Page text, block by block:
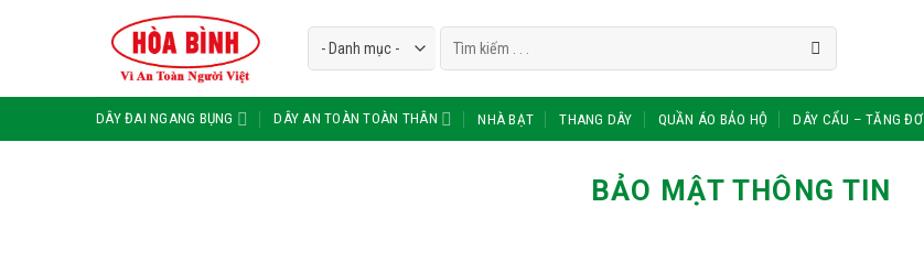
kiếm:
DÂY ĐAI NGANG BỤNG DÂY AN TOÀN TOÀN THÂN NHÀ BẠT THANG DÂY QUẦN ÁO BẢO HỘ DÂY CẨU – TĂNG ĐƠ
BẢO MẬT THÔNG TIN